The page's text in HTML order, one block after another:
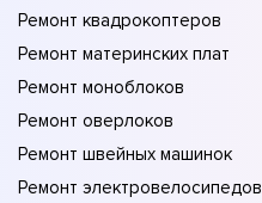
Ремонт квадрокоптеров
Ремонт материнских плат
Ремонт моноблоков
Ремонт оверлоков
Ремонт швейных машинок
Ремонт электровелосипедов